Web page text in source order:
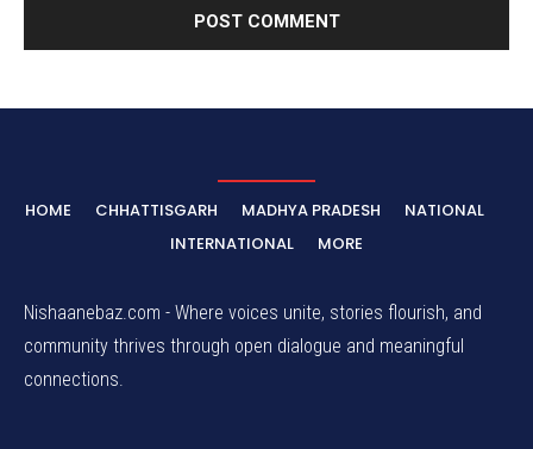
HOME CHHATTISGARH MADHYA PRADESH
NATIONAL
INTERNATIONAL
MORE
Nishaanebaz.com - Where voices unite, stories flourish, and
community thrives through open dialogue and meaningful
connections.